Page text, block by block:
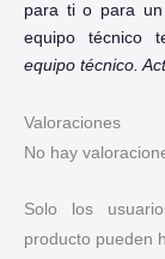
para ti o para
equipo técnico
equipo técnico.
Valoraciones
No hay
Solo los
producto pueden